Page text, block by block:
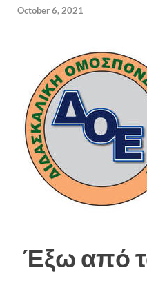
October 6, 2021
Έξω από